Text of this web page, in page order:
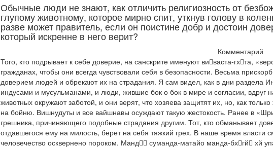
Обычные люди не знают, как отличить религиозность от
глупому животному, которое мирно спит, уткнув голову в
разве может правитель, если он поистине добр и достоин
который искренне в него верит?
Комментарий
Того, кто подрывает к себе доверие, на санскрите именуют виваста-гхта,
гражданах, чтобы они всегда чувствовали себя в безопасности. Весьма
доверием людей и обрекают их на страдания. Я сам видел, как в дни раздела
индусами и мусульманами, и люди, жившие бок о бок в мире и согласии, вдруг
животных окружают заботой, и они верят, что хозяева защитят их, но, как
на бойню. Вишнудуты и все вайшнавы осуждают такую жестокость. Ранее в
грешника, причиняющего подобные страдания другим. Тот, кто обманывает
отдавшегося ему на милость, берет на себя тяжкий грех. В наше время власти
человечество осквернено пороком. Манд суманда-матайо манда-бхгй хй